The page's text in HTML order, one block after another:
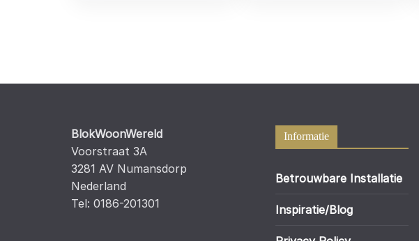
BlokWoonWereld
Voorstraat 3A
3281 AV Numansdorp
Nederland
Tel: 0186-201301
Informatie
Betrouwbare Installatie
Inspiratie/Blog